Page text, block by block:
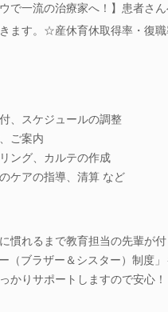
ウで一流の治療家へ！】患者さ
ます。☆産休育休取得率・復職
、スケジュールの調整
ご案内
ング、カルテの作成
ケアの指導、清算 など
慣れるまで教育担当の先輩が付
（ブラザー＆シスター）制度」
かりサポートしますので安心！